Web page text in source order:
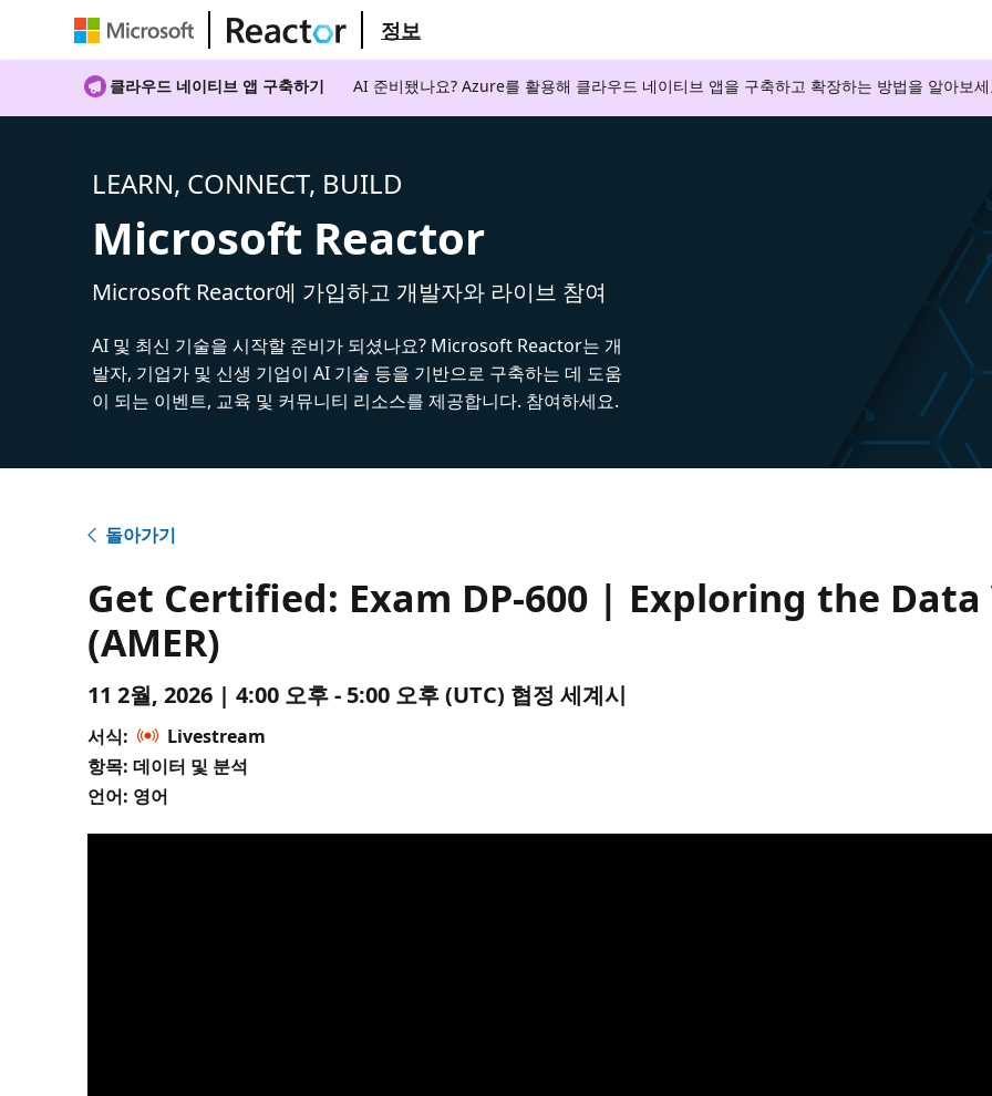
정보
클라우드 네이티브 앱 구축하기 AI 준비됐나요? Azure를 활용해 클라우드 네이티브 앱을 구축하고 확장하는 방법을 알아보
LEARN, CONNECT, BUILD
Microsoft Reactor
Microsoft Reactor에 가입하고 개발자와 라이브 참여
AI 및 최신 기술을 시작할 준비가 되셨나요? Microsoft Reactor는 개
발자, 기업가 및 신생 기업이 AI 기술 등을 기반으로 구축하는 데 도움
이 되는 이벤트, 교육 및 커뮤니티 리소스를 제공합니다. 참여하세요.
돌아가기
Get Certified: Exam DP-600 | Exploring the Data
(AMER)
11 2월, 2026 | 4:00 오후 - 5:00 오후 (UTC) 협정 세계시
서식:
Livestream
항목: 데이터 및 분석
언어: 영어